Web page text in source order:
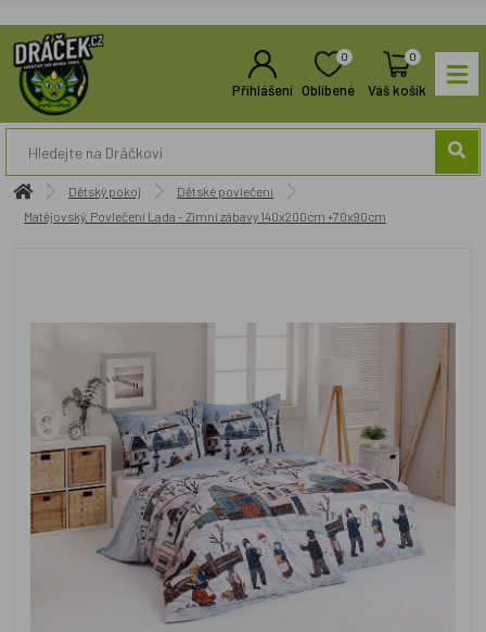
Přihlášení
0
Oblíbené
0
Váš košík
Dětský pokoj
Dětské povlečení
Matějovský, Povlečení Lada - Zimní zábavy 140x200cm +70x90cm